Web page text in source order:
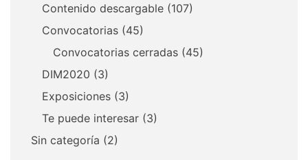
Contenido descargable (107)
Convocatorias (45)
Convocatorias cerradas (45)
DIM2020 (3)
Exposiciones (3)
Te puede interesar (3)
Sin categoría (2)